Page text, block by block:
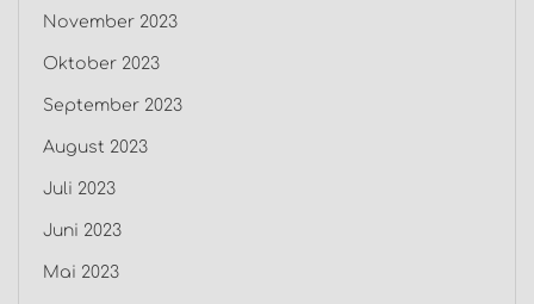
November 2023
Oktober 2023
September 2023
August 2023
Juli 2023
Juni 2023
Mai 2023